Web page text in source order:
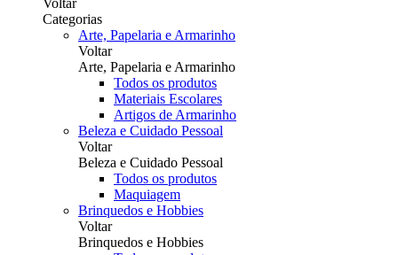
Voltar
Categorias
Arte, Papelaria e Armarinho
Voltar
Arte, Papelaria e Armarinho
Todos os produtos
Materiais Escolares
Artigos de Armarinho
Beleza e Cuidado Pessoal
Voltar
Beleza e Cuidado Pessoal
Todos os produtos
Maquiagem
Brinquedos e Hobbies
Voltar
Brinquedos e Hobbies